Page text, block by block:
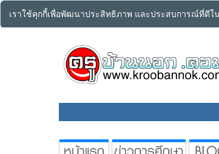
เราใช้คุกกี้เพื่อพัฒนาประสิทธิภาพ และประสบการณ์ที่ดี